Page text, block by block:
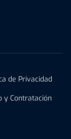
de Privacidad
y Contratación